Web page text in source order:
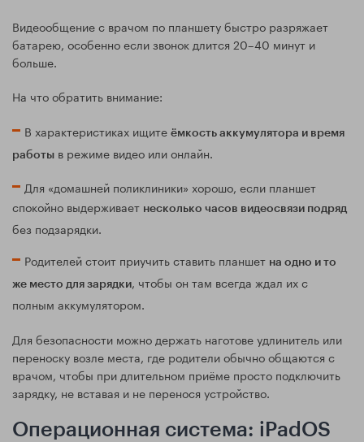
Видеообщение с врачом по планшету быстро разряжает
батарею, особенно если звонок длится 20–40 минут и
больше.
На что обратить внимание:
В характеристиках ищите ёмкость аккумулятора и время
работы в режиме видео или онлайн.
Для «домашней поликлиники» хорошо, если планшет
спокойно выдерживает несколько часов видеосвязи подряд
без подзарядки.
Родителей стоит приучить ставить планшет на одно и то
же место для зарядки, чтобы он там всегда ждал их с
полным аккумулятором.
Для безопасности можно держать наготове удлинитель или
переноску возле места, где родители обычно общаются с
врачом, чтобы при длительном приёме просто подключить
зарядку, не вставая и не перенося устройство.
Операционная система: iPadOS